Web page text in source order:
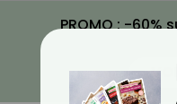
PROMO : -60%